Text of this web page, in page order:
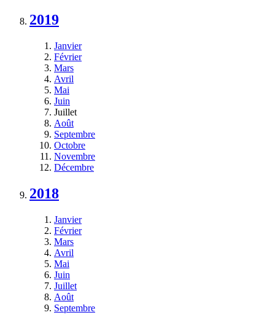
2019
Janvier
Février
Mars
Avril
Mai
Juin
Juillet
Août
Septembre
Octobre
Novembre
Décembre
2018
Janvier
Février
Mars
Avril
Mai
Juin
Juillet
Août
Septembre